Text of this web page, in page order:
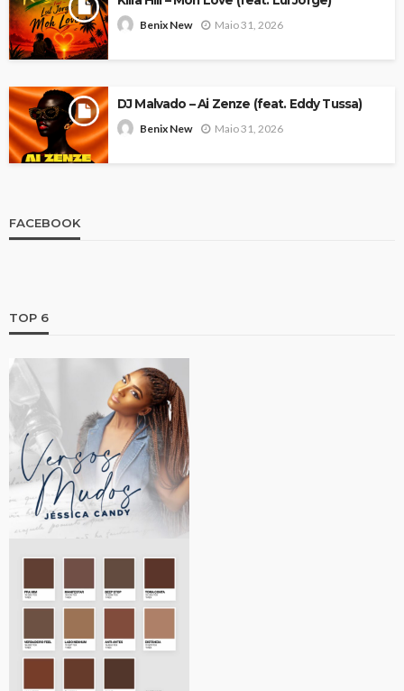
Benix New Maio 31, 2026
DJ Malvado – Ai Zenze (feat. Eddy Tussa)
Benix New Maio 31, 2026
FACEBOOK
TOP 6